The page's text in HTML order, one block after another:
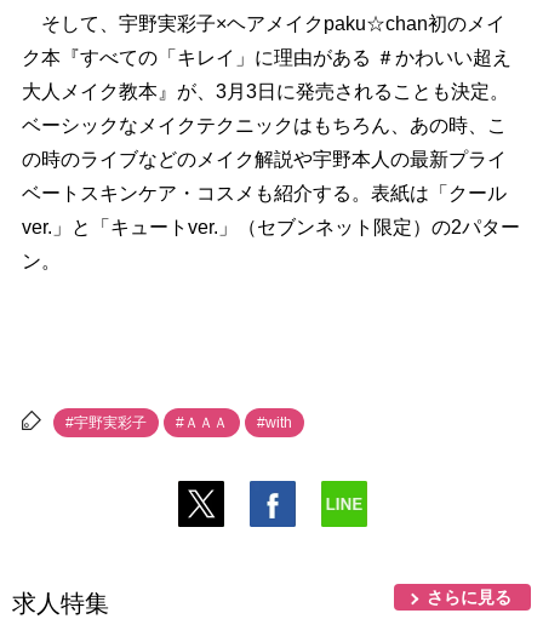
そして、宇野実彩子×ヘアメイクpaku☆chan初のメイ
ク本『すべての「キレイ」に理由がある ＃かわいい超え
大人メイク教本』が、3月3日に発売されることも決定。
ベーシックなメイクテクニックはもちろん、あの時、こ
の時のライブなどのメイク解説や宇野本人の最新プライ
ベートスキンケア・コスメも紹介する。表紙は「クール
ver.」と「キュートver.」（セブンネット限定）の2パター
ン。
#宇野実彩子 #ＡＡＡ #with
求人特集 さらに見る